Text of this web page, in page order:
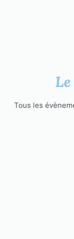
Tous les